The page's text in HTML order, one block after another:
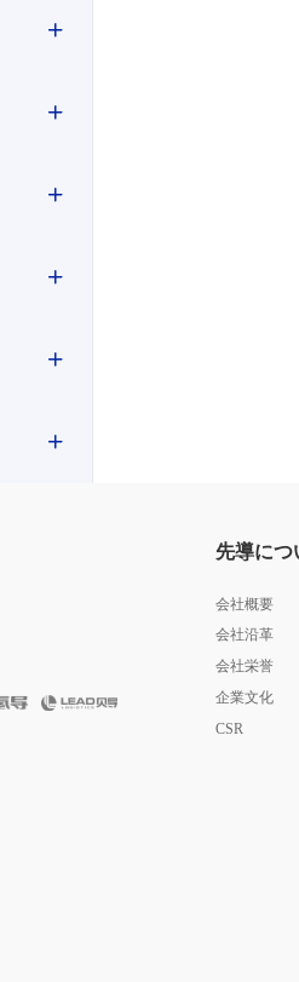
先導につ
会社概要
会社沿革
会社栄誉
企業文化
CSR